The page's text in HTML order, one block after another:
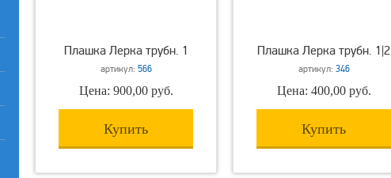
Плашка Лерка трубн. 1
артикул: 566
Цена: 900,00 руб.
Купить
Плашка Лерка трубн. 1|2
артикул: 346
Цена: 400,00 руб.
Купить